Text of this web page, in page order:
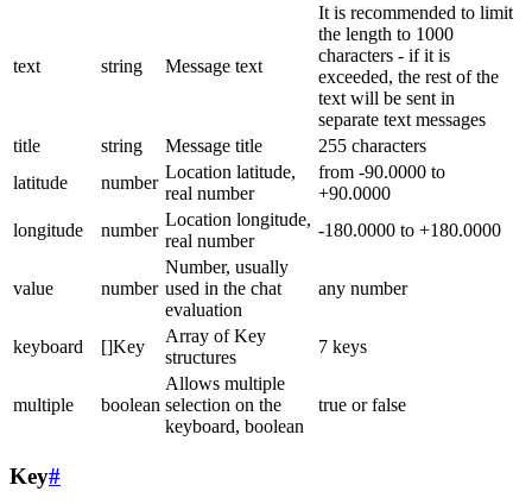
text string Message text
It is recommended to limit
the length to 1000
characters - if it is
exceeded, the rest of the
text will be sent in
separate text messages
title
string Message title
255 characters
latitude
number
Location latitude,
real number
from -90.0000 to
+90.0000
longitude
number
Location longitude,
real number
-180.0000 to +180.0000
value number
Number, usually
used in the chat
evaluation
any number
keyboard []Key
Array of Key
structures
7 keys
multiple boolean
Allows multiple
selection on the
keyboard, boolean
true or false
Key#